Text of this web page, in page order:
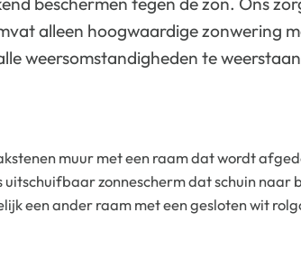
alleen hoogwaardige zonwering
weersomstandigheden te